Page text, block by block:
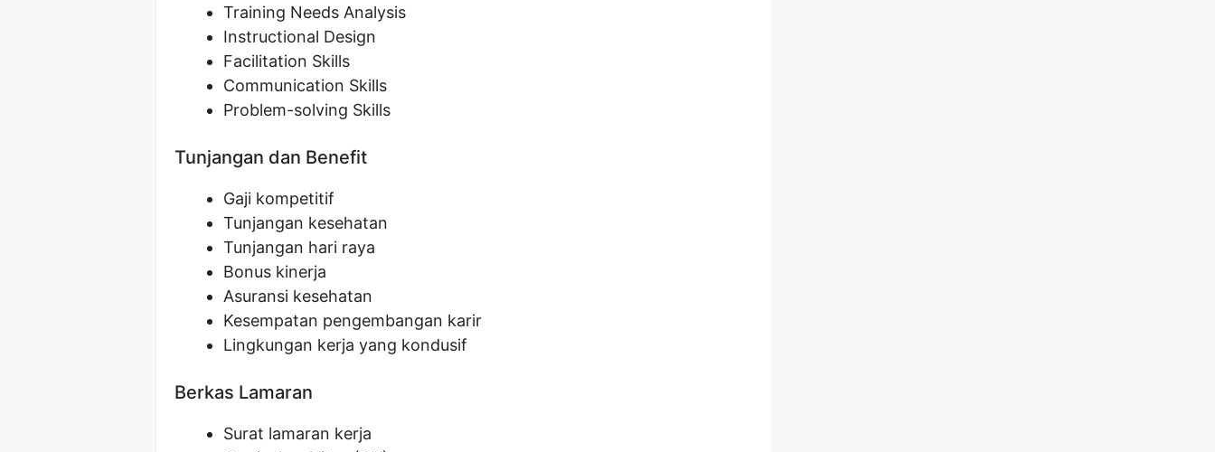
Training Needs Analysis
Instructional Design
Facilitation Skills
Communication Skills
Problem-solving Skills
Tunjangan dan Benefit
Gaji kompetitif
Tunjangan kesehatan
Tunjangan hari raya
Bonus kinerja
Asuransi kesehatan
Kesempatan pengembangan karir
Lingkungan kerja yang kondusif
Berkas Lamaran
Surat lamaran kerja